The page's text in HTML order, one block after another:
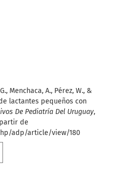
Menchaca, A., Pérez, W., &
lactantes pequeños con
De Pediatría Del Uruguay,
de
adp/article/view/180